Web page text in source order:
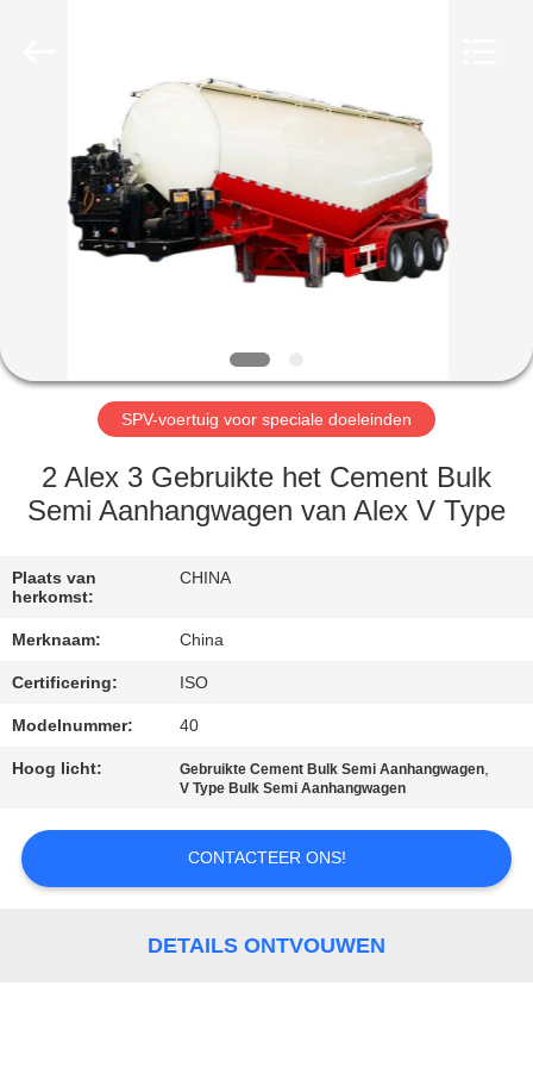
PRODUCTEN
ONGEVEER
FABRIEKSREIS
KWALITEITSCONTROLE
CONTACTEER
ONS
VERZOEK
OM EEN
CITAAT
PRIVACYBELEID
SPV-voertuig voor speciale doeleinden
2 Alex 3 Gebruikte het Cement Bulk
Semi Aanhangwagen van Alex V Type
Plaats van
herkomst:
CHINA
Merknaam: China
Certificering: ISO
Modelnummer: 40
Hoog licht: Gebruikte Cement Bulk Semi Aanhangwagen,
V Type Bulk Semi Aanhangwagen
CONTACTEER ONS!
DETAILS ONTVOUWEN